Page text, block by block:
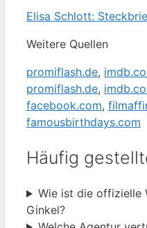
Elisa Schlott:
Weitere Quellen
promiflash.de,
promiflash.de,
facebook.com,
famousbirthdays.com
Häufig
Wie ist die offizielle
Ginkel?